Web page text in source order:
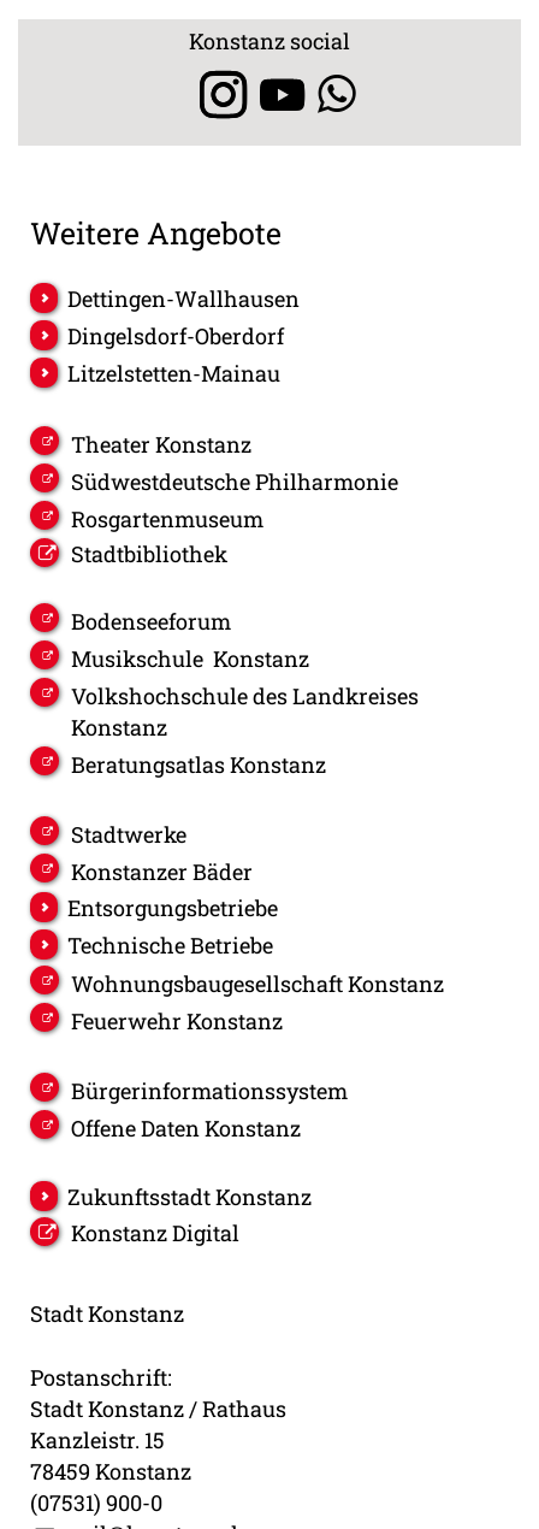
Konstanz social
Weitere Angebote
Dettingen-Wallhausen
Dingelsdorf-Oberdorf
Litzelstetten-Mainau
Theater Konstanz
Südwestdeutsche Philharmonie
Rosgartenmuseum
Stadtbibliothek
Bodenseeforum
Musikschule Konstanz
Volkshochschule des Landkreises
Konstanz
Beratungsatlas Konstanz
Stadtwerke
Konstanzer Bäder
Entsorgungsbetriebe
Technische Betriebe
Wohnungsbaugesellschaft Konstanz
Feuerwehr Konstanz
Bürgerinformationssystem
Offene Daten Konstanz
Zukunftsstadt Konstanz
Konstanz Digital
Stadt Konstanz
Postanschrift:
Stadt Konstanz / Rathaus
Kanzleistr. 15
78459 Konstanz
(07531) 900-0